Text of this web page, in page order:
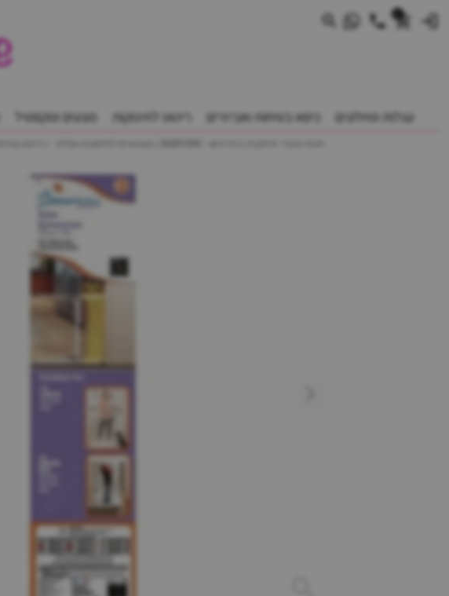
0
עגלות וטיולונים כיסא בטיחות ואביזרים ריהוט לתינוקות מצעים וטקסטיל